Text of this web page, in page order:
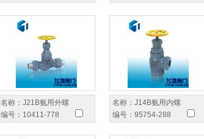
名称： J21B氨用外螺
编号： 10411-778
名称： J14B氨用内螺
编号： 95754-288